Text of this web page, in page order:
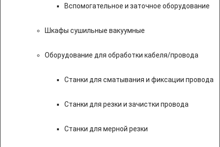
Вспомогательное и заточное оборудование
Шкафы сушильные вакуумные
Оборудование для обработки кабеля/провода
Станки для сматывания и фиксации провода
Станки для резки и зачистки провода
Станки для мерной резки